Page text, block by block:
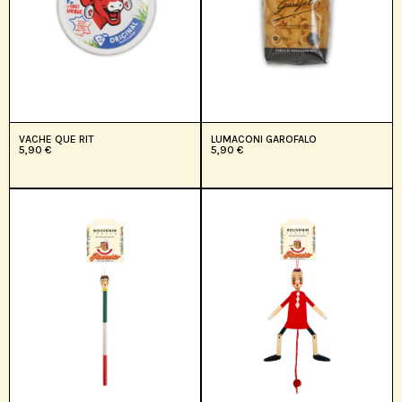
VACHE QUE RIT
5,90 €
LUMACONI GAROFALO
5,90 €